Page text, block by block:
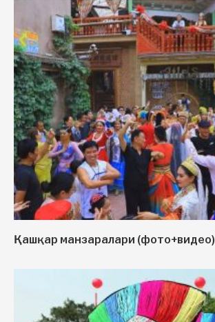
Қашқар манзаралари (фото+видео)